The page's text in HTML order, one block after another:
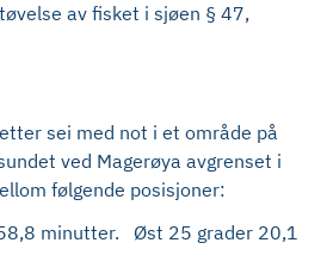
av fisket i sjøen § 47,
sei med not i et område på
ved Magerøya avgrenset i
følgende posisjoner:
minutter. Øst 25 grader 20,1